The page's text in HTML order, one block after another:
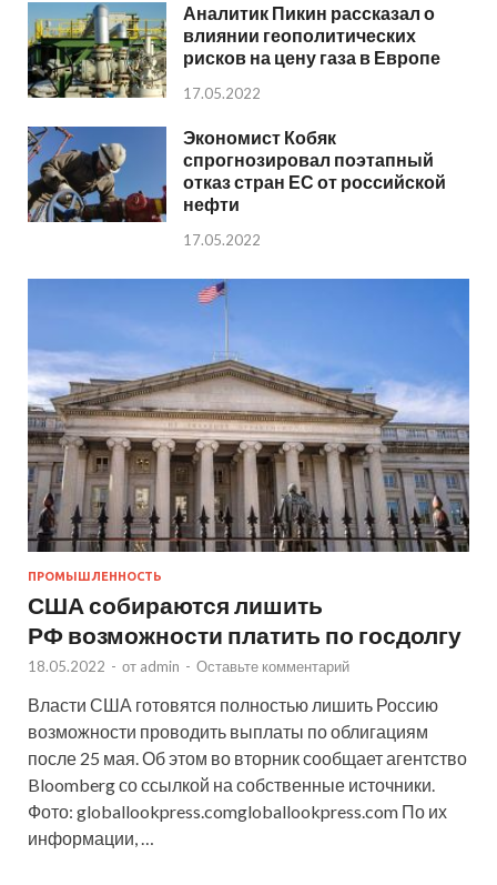
Аналитик Пикин рассказал о
влиянии геополитических
рисков на цену газа в Европе
17.05.2022
Экономист Кобяк
спрогнозировал поэтапный
отказ стран ЕС от российской
нефти
17.05.2022
ПРОМЫШЛЕННОСТЬ
США собираются лишить
РФ возможности платить по госдолгу
18.05.2022 - от admin - Оставьте комментарий
Власти США готовятся полностью лишить Россию
возможности проводить выплаты по облигациям
после 25 мая. Об этом во вторник сообщает агентство
Bloomberg со ссылкой на собственные источники.
Фото: globallookpress.comgloballookpress.com По их
информации, …